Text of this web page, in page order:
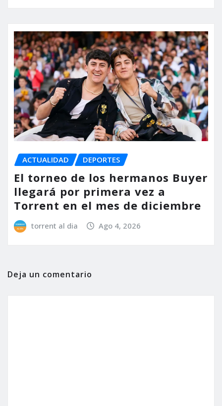
ACTUALIDAD DEPORTES
El torneo de los hermanos Buyer
llegará por primera vez a
Torrent en el mes de diciembre
torrent al dia Ago 4, 2026
Deja un comentario